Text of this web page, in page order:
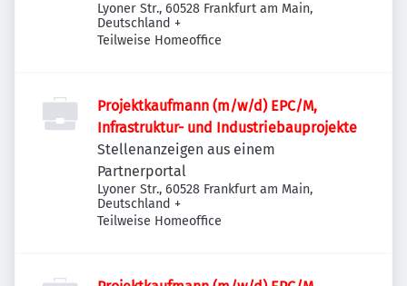
Lyoner Str., 60528 Frankfurt am Main,
Deutschland +
Teilweise Homeoffice
Projektkaufmann (m/w/d) EPC/M,
Infrastruktur- und Industriebauprojekte
Stellenanzeigen aus einem
Partnerportal
Lyoner Str., 60528 Frankfurt am Main,
Deutschland +
Teilweise Homeoffice